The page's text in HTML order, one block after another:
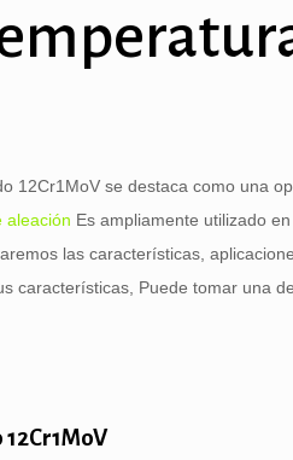
12Cr1MoV se destaca como una
aleación Es ampliamente utilizado
las características,
características, Puede tomar una